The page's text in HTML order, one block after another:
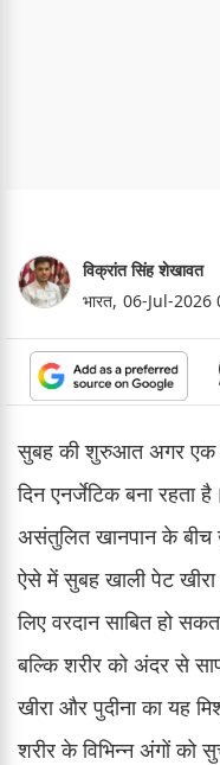
विक्रांत सिंह शेखावत
भारत, 06-Jul-2026
सुबह की शुरुआत अगर एक
दिन एनर्जेटिक बना
असंतुलित खानपान के बीच
ऐसे में सुबह खाली पेट
लिए वरदान साबित हो
बल्कि शरीर को अंदर से
खीरा और पुदीना का यह
शरीर के विभिन्न अंगों